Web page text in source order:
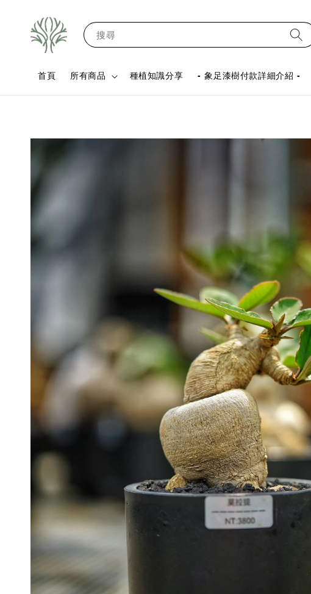
搜尋
首頁 所有商品 種植知識分享 - 象足漆樹付款詳細介紹 -